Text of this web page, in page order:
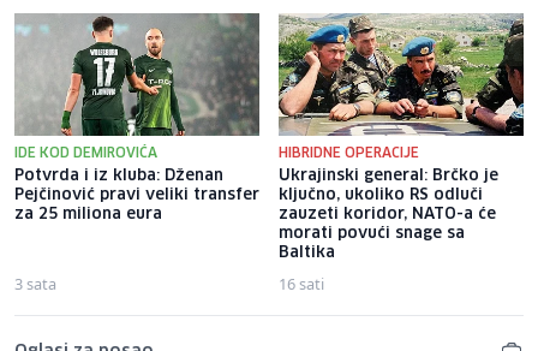
IDE KOD DEMIROVIĆA
Potvrda i iz kluba: Dženan
Pejčinović pravi veliki transfer
za 25 miliona eura
3 sata
HIBRIDNE OPERACIJE
Ukrajinski general: Brčko je
ključno, ukoliko RS odluči
zauzeti koridor, NATO-a će
morati povući snage sa
Baltika
16 sati